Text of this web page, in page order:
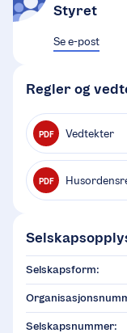
Styret
Se e-post
Regler og
PDF Vedtekter
PDF
Selskapsform:
Selskapsnummer: